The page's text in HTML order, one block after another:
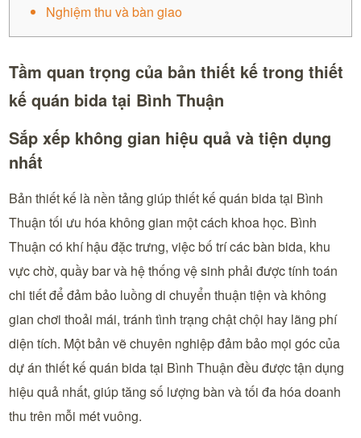
Nghiệm thu và bàn giao
Tầm quan trọng của bản thiết kế trong thiết
kế quán bida tại Bình Thuận
Sắp xếp không gian hiệu quả và tiện dụng
nhất
Bản thiết kế là nền tảng giúp thiết kế quán bida tại Bình
Thuận tối ưu hóa không gian một cách khoa học. Bình
Thuận có khí hậu đặc trưng, việc bố trí các bàn bida, khu
vực chờ, quầy bar và hệ thống vệ sinh phải được tính toán
chi tiết để đảm bảo luồng di chuyển thuận tiện và không
gian chơi thoải mái, tránh tình trạng chật chội hay lãng phí
diện tích. Một bản vẽ chuyên nghiệp đảm bảo mọi góc của
dự án thiết kế quán bida tại Bình Thuận đều được tận dụng
hiệu quả nhất, giúp tăng số lượng bàn và tối đa hóa doanh
thu trên mỗi mét vuông.